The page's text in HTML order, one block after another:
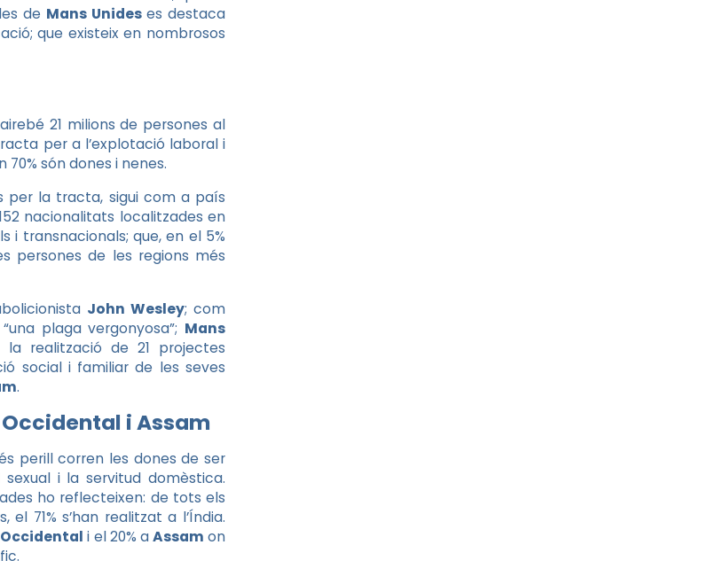
de Mans Unideses destaca
que existeix en nombrosos
21 milions de persones al
per a l’explotació laboral i
són dones i nenes.
per la tracta, sigui com a país
nacionalitats localitzades en
i transnacionals; que, en el 5%
persones de les regions més
John Wesley; com
plaga vergonyosa”; Mans
realització de 21 projectes
social i familiar de les seves
.
i Assam
perill corren les dones de ser
i la servitud domèstica.
ho reflecteixen: de tots els
71% s’han realitzat a l’Índia.
i el 20% aAssam on